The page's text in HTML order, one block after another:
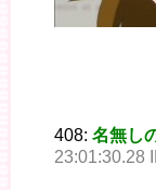
408: 名無し
23:01:30.28